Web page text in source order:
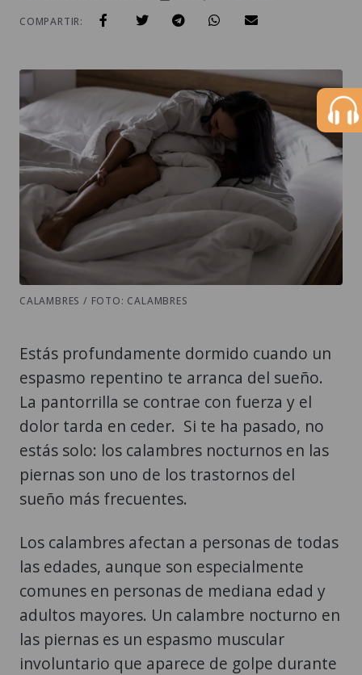
COMPARTIR:
CALAMBRES / FOTO: CALAMBRES
Estás profundamente dormido cuando un
espasmo repentino te arranca del sueño.
La pantorrilla se contrae con fuerza y el
dolor tarda en ceder. Si te ha pasado, no
estás solo: los calambres nocturnos en las
piernas son uno de los trastornos del
sueño más frecuentes.
Los calambres afectan a personas de todas
las edades, aunque son especialmente
comunes en personas de mediana edad y
adultos mayores. Un calambre nocturno en
las piernas es un espasmo muscular
involuntario que aparece de golpe durante